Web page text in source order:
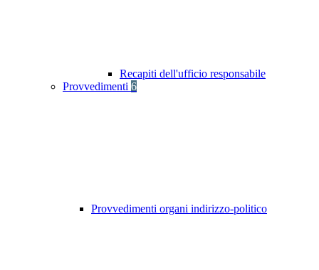
Recapiti dell'ufficio responsabile
Provvedimenti 6
Provvedimenti organi indirizzo-politico